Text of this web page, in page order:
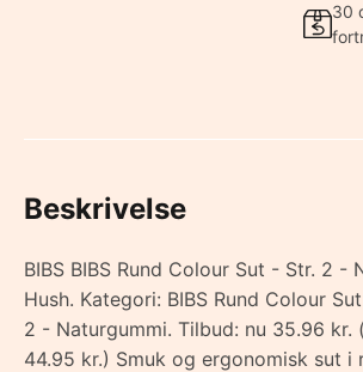
30
Beskrivelse
BIBS BIBS Rund Colour Sut - Str. 2 -
Hush. Kategori: BIBS Rund Colour
2 - Naturgummi. Tilbud: nu 35.96 kr.
44.95 kr.) Smuk og ergonomisk sut i